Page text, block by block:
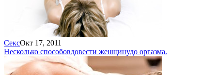
СексОкт 17, 2011
Несколько способовдовести женщинудо оргазма.